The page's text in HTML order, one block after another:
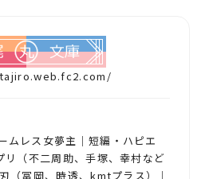
ムレス女夢主｜短編・ハピエ
（不二周助、手塚、幸村など
（冨岡、時透、kmtプラス）｜